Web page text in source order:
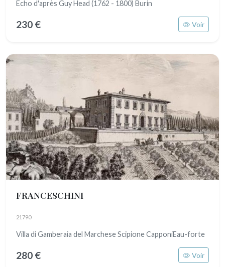
Echo d'après Guy Head (1762 - 1800) Burin
230 € Voir
FRANCESCHINI
21790
Villa di Gamberaia del Marchese Scipione CapponiEau-forte
280 € Voir